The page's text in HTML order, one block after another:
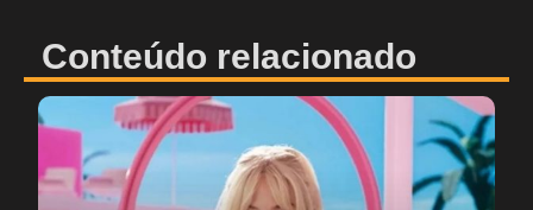
Conteúdo relacionado